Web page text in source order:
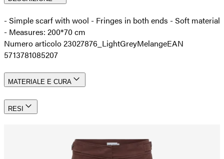
- Simple scarf with wool - Fringes in both ends - Soft material
- Measures: 200*70 cm
Numero articolo 23027876_LightGreyMelangeEAN
5713781085207
MATERIALE E CURA
RESI